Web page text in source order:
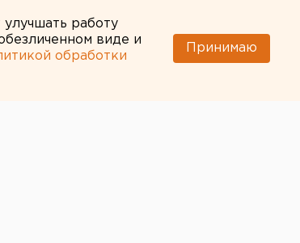
работу
виде и
обработки
Принимаю